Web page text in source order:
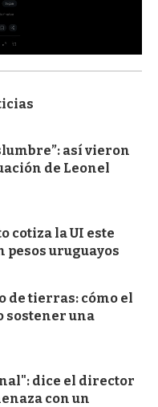
así vieron
de Leonel
cotiza la UI este
pesos uruguayos
de tierras: cómo el
sostener una
dice el director
con un